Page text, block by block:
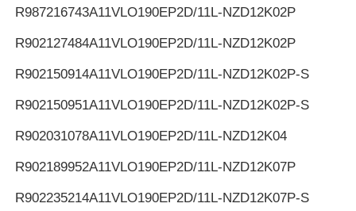
R987216743A11VLO190EP2D/11L-NZD12K02P
R902127484A11VLO190EP2D/11L-NZD12K02P
R902150914A11VLO190EP2D/11L-NZD12K02P-S
R902150951A11VLO190EP2D/11L-NZD12K02P-S
R902031078A11VLO190EP2D/11L-NZD12K04
R902189952A11VLO190EP2D/11L-NZD12K07P
R902235214A11VLO190EP2D/11L-NZD12K07P-S